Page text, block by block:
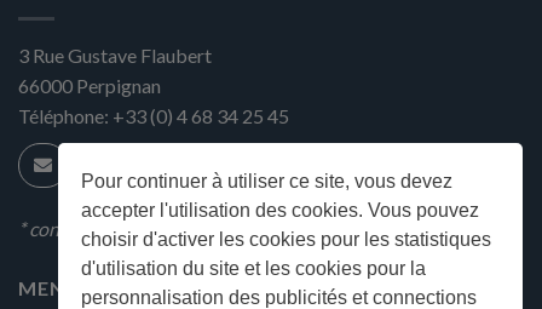
Pour continuer à utiliser ce site, vous devez
accepter l'utilisation des cookies. Vous pouvez
choisir d'activer les cookies pour les statistiques
d'utilisation du site et les cookies pour la
personnalisation des publicités et connections
3 Rue Gustave Flaubert
66000 Perpignan
Téléphone: +33 (0) 4 68 34 25 45
* condition en magasin
MENU